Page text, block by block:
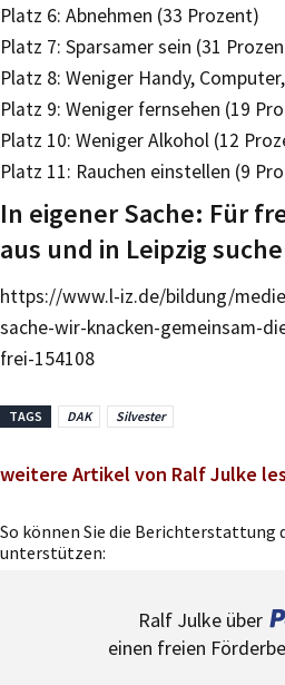
Platz 6: Abnehmen (33 Prozent)
Platz 7: Sparsamer sein (31
Platz 8: Weniger Handy,
Platz 9: Weniger fernsehen (19
Platz 10: Weniger Alkohol (12
Platz 11: Rauchen einstellen (9
In eigener Sache: Für
aus und in Leipzig
https://www.l-iz.de/bildung/
sache-wir-knacken-gemeinsam-
frei-154108
TAGS DAK Silvester
weitere Artikel von Ralf Julke
So können Sie die Berichterstattung
unterstützen:
Ralf Julke über
einen freien